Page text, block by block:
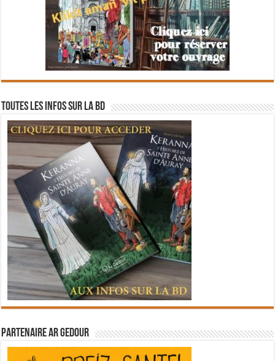
Toutes les infos sur la BD
Partenaire Ar Gedour